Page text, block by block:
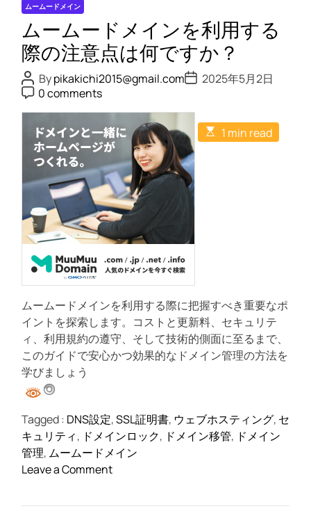
ド
メ
イ
ン
ム
ー
ム
ー
ド
メ
イ
ン
に
安
心
移
管
！
ムームードメイン
ムームードメインを利用する
際の注意点は何ですか？
P
o
s
t
Bypikakichi2015@gmail.comP
o
t
a
e
2025年5月2日
P
o
s
e
n
0 comments
E
s
m
e
1 min read
ムームードメインを利用する際に把握すべき重要なポ
イントを探索します。コストと更新料、セキュリテ
ィ、利用規約の遵守、そして技術的側面に至るまで、
このガイドで安心かつ効果的なドメイン管理の方法を
学びましょう
Tagged : DNS設定,SSL証明書, ウェブホスティング, セ
キュリティ, ドメインロック, ドメイン移管, ドメイン
管理, ムームードメイン
Leave a Commento
ム